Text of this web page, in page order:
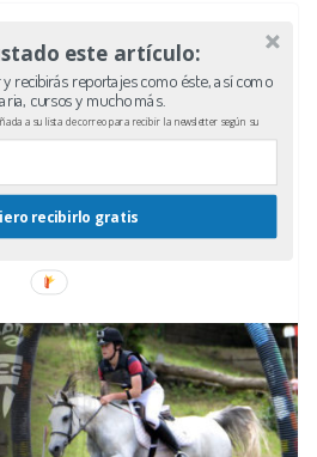
este artículo:
recibirás reportajes como éste, así como
cursos y mucho más.
recibirlo gratis
a su lista de correo para recibir la newsletter según su